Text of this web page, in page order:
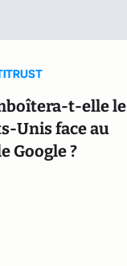
t-elle le
Unis face au
Google ?